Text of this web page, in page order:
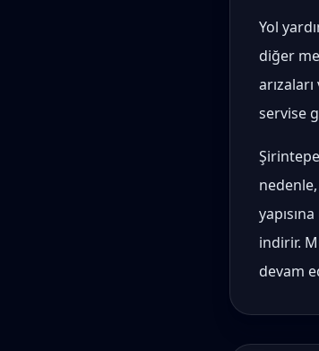
Yol
diğer
servise
indirir.
devam